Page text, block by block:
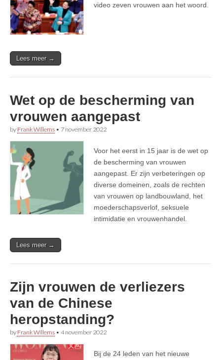
video zeven vrouwen aan het woord.
Lees meer →
Wet op de bescherming van
vrouwen aangepast
by Frank Willems • 7 november 2022
Voor het eerst in 15 jaar is de wet op
de bescherming van vrouwen
aangepast. Er zijn verbeteringen op
diverse domeinen, zoals de rechten
van vrouwen op landbouwland, het
moederschapsverlof, seksuele
intimidatie en vrouwenhandel.
Lees meer →
Zijn vrouwen de verliezers
van de Chinese
heropstanding?
by Frank Willems • 4 november 2022
Bij de 24 leden van het nieuwe